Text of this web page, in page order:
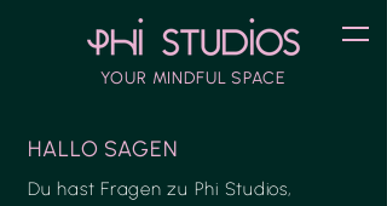
YOUR MINDFUL SPACE
HALLO SAGEN
Du hast Fragen zu Phi Studios,